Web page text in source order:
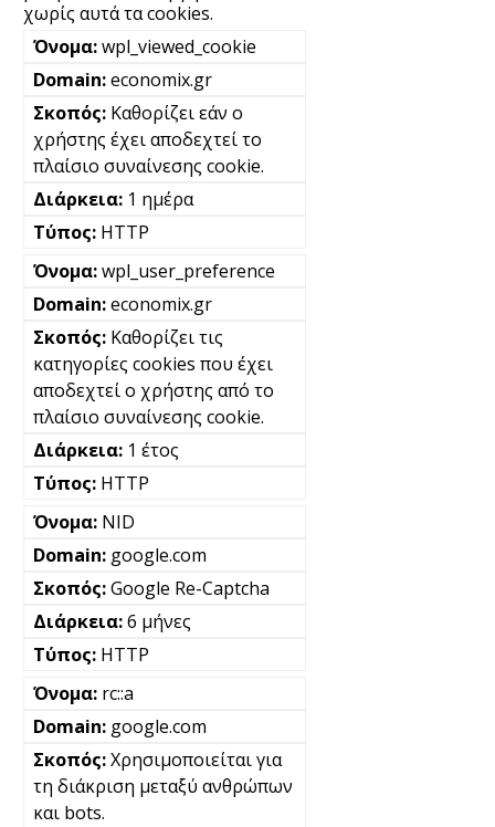
χωρίς αυτά τα cookies.
wpl_viewed_cookie
economix.gr
Καθορίζει εάν ο
χρήστης έχει αποδεχτεί το
πλαίσιο συναίνεσης cookie.
1 ημέρα
HTTP
wpl_user_preference
economix.gr
Καθορίζει τις
κατηγορίες cookies που έχει
αποδεχτεί ο χρήστης από το
πλαίσιο συναίνεσης cookie.
1 έτος
HTTP
NID
google.com
Google Re-Captcha
6 μήνες
HTTP
rc::a
google.com
Χρησιμοποιείται για
τη διάκριση μεταξύ ανθρώπων
και bots.